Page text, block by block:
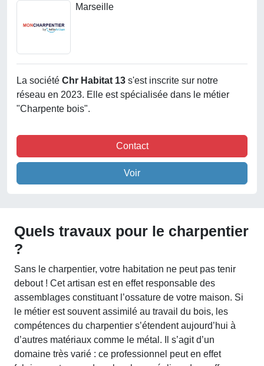
Marseille
La société Chr Habitat 13 s'est inscrite sur notre
réseau en 2023. Elle est spécialisée dans le métier
"Charpente bois".
Contact
Voir
Quels travaux pour le charpentier
?
Sans le charpentier, votre habitation ne peut pas tenir
debout ! Cet artisan est en effet responsable des
assemblages constituant l’ossature de votre maison. Si
le métier est souvent assimilé au travail du bois, les
compétences du charpentier s’étendent aujourd’hui à
d’autres matériaux comme le métal. Il s’agit d’un
domaine très varié : ce professionnel peut en effet